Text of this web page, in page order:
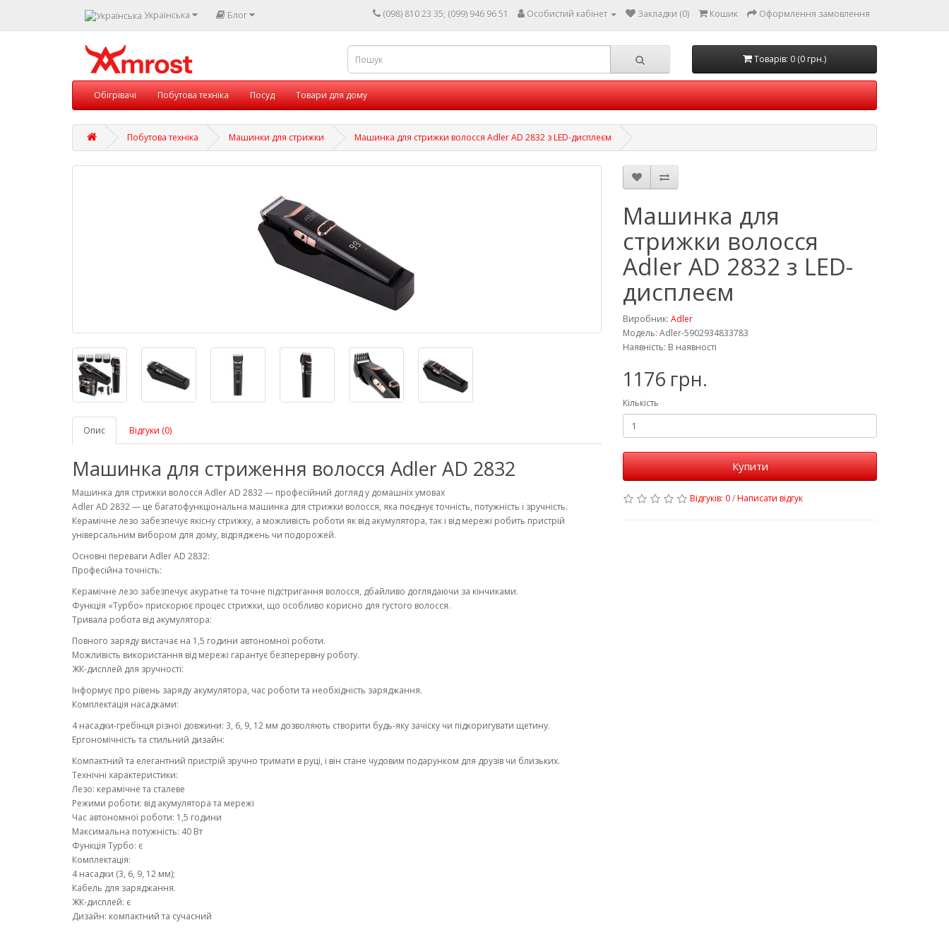
Українська Блог (098) 810 23 35; (099) 946 96 51 Особистий кабінет Закладки (0) Кошик Оформлення замовлення
Товарів: 0 (0 грн.)
Обігрівачі Побутова техніка Посуд Товари для дому
Побутова техніка Машинки для стрижки Машинка для стрижки волосся Adler AD 2832 з LED-дисплеєм
Опис Відгуки (0)
Машинка для стриження волосся Adler AD 2832
Машинка для стрижки волосся Adler AD 2832 — професійний догляд у домашніх умовах
Adler AD 2832 — це багатофункціональна машинка для стрижки волосся, яка поєднує точність, потужність і зручність.
Керамічне лезо забезпечує якісну стрижку, а можливість роботи як від акумулятора, так і від мережі робить пристрій
універсальним вибором для дому, відряджень чи подорожей.
Основні переваги Adler AD 2832:
Професійна точність:
Керамічне лезо забезпечує акуратне та точне підстригання волосся, дбайливо доглядаючи за кінчиками.
Функція «Турбо» прискорює процес стрижки, що особливо корисно для густого волосся.
Тривала робота від акумулятора:
Повного заряду вистачає на 1,5 години автономної роботи.
Можливість використання від мережі гарантує безперервну роботу.
ЖК-дисплей для зручності:
Інформує про рівень заряду акумулятора, час роботи та необхідність заряджання.
Комплектація насадками:
4 насадки-гребінця різної довжини: 3, 6, 9, 12 мм дозволяють створити будь-яку зачіску чи підкоригувати щетину.
Ергономічність та стильний дизайн:
Компактний та елегантний пристрій зручно тримати в руці, і він стане чудовим подарунком для друзів чи близьких.
Технічні характеристики:
Лезо: керамічне та сталеве
Режими роботи: від акумулятора та мережі
Час автономної роботи: 1,5 години
Максимальна потужність: 40 Вт
Функція Турбо: є
Комплектація:
4 насадки (3, 6, 9, 12 мм);
Кабель для заряджання.
ЖК-дисплей: є
Дизайн: компактний та сучасний
Машинка для
стрижки волосся
Adler AD 2832 з LED-
дисплеєм
Виробник: Adler
Модель: Adler-5902934833783
Наявність: В наявності
1176 грн.
Кількість
Купити
Відгуків: 0/Написати відгук